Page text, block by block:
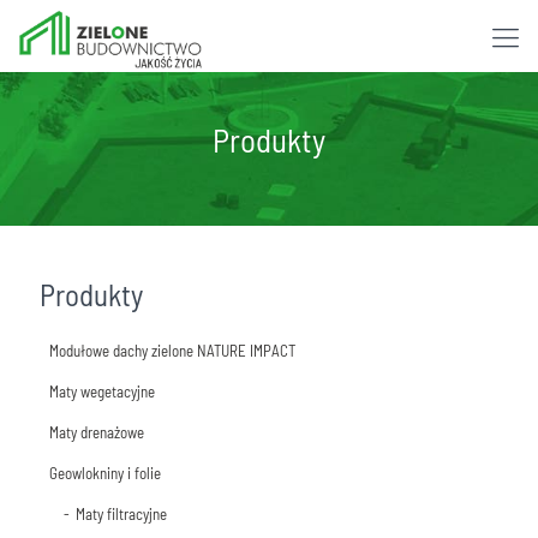
Produkty
Produkty
Modułowe dachy zielone NATURE IMPACT
Moduł GreenRoof STANDARD
Moduł GreenRoof EVERGREEN
Moduł GreenRoof BEE-FRIENDLY
Moduł GreenRoof WILD-FLOWER
Maty wegetacyjne
Mata rozchodnikowa
Maty drenażowe
Mata drenażowa D25H
Mata drenażowa D40H
Geowlokniny i folie
Maty filtracyjne